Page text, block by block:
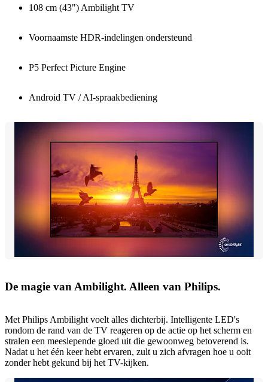
108 cm (43") Ambilight TV
Voornaamste HDR-indelingen ondersteund
P5 Perfect Picture Engine
Android TV / AI-spraakbediening
De magie van Ambilight. Alleen van Philips.
Met Philips Ambilight voelt alles dichterbij. Intelligente LED's
rondom de rand van de TV reageren op de actie op het scherm en
stralen een meeslepende gloed uit die gewoonweg betoverend is.
Nadat u het één keer hebt ervaren, zult u zich afvragen hoe u ooit
zonder hebt gekund bij het TV-kijken.